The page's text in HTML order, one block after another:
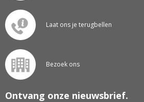
Laat ons je terugbellen
Bezoek ons
Ontvang onze nieuwsbrief.